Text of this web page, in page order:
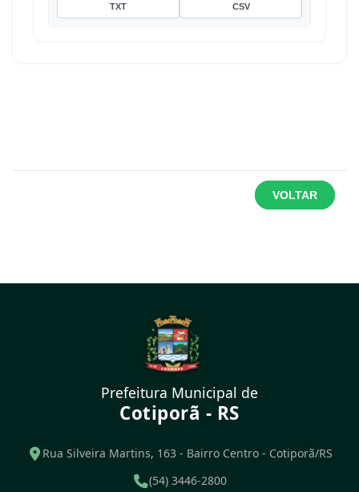
TXT CSV
VOLTAR
Prefeitura Municipal de
Cotiporã - RS
Rua Silveira Martins, 163 - Bairro Centro - Cotiporã/RS
(54) 3446-2800